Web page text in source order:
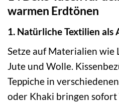
warmen Erdtönen
1. Natürliche Textilien als
Setze auf Materialien wie
Jute und Wolle.
Teppiche in
oder Khaki bringen